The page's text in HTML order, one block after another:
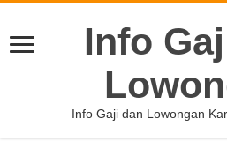
Info
Info Gaji dan Lowongan